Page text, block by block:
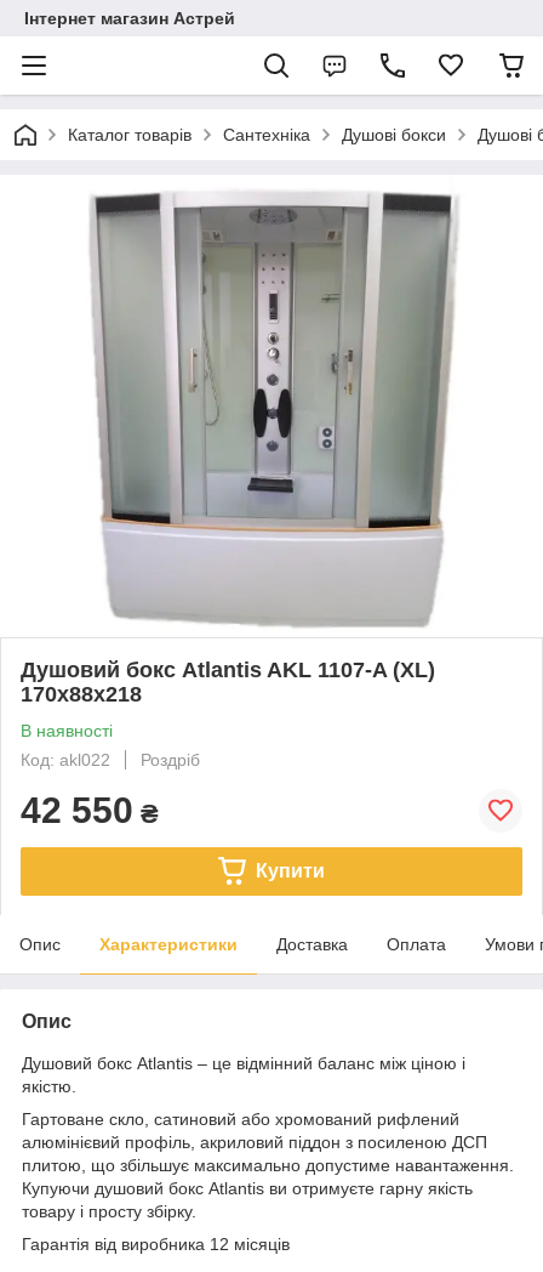
Інтернет магазин Астрей
Каталог товарів Сантехніка Душові бокси Душові
Душовий бокс Atlantis AKL 1107-A (XL)
170х88х218
В наявності
Код: akl022
Роздріб
42 550 ₴
Купити
Опис Характеристики Доставка Оплата Умови
Опис
Душовий бокс Atlantis – це відмінний баланс між ціною і
якістю.
Гартоване скло, сатиновий або хромований рифлений
алюмінієвий профіль, акриловий піддон з посиленою ДСП
плитою, що збільшує максимально допустиме навантаження.
Купуючи душовий бокс Atlantis ви отримуєте гарну якість
товару і просту збірку.
Гарантія від виробника 12 місяців